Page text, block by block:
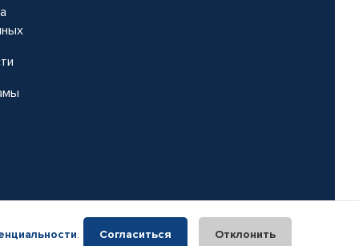
. Согласиться Отклонить